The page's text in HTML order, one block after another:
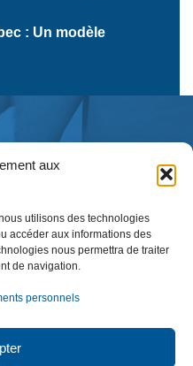
aux
utilisons des technologies
accéder aux informations des
nous permettra de traiter
de navigation.
personnels
: Un modèle
l’infolettre